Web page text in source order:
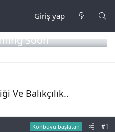
Giriş yap
Soon
Ve Balıkçılık..
Konbuyu başlatan #1